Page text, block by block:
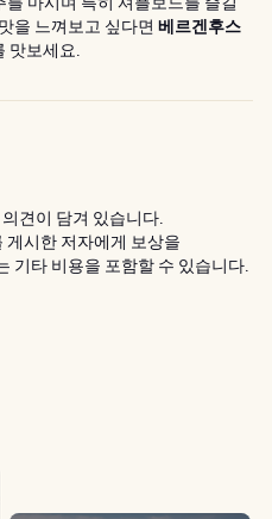
을 느껴보고 싶다면 베르겐후스
맛보세요.
견이 담겨 있습니다.
시한 저자에게 보상을
기타 비용을 포함할 수 있습니다.